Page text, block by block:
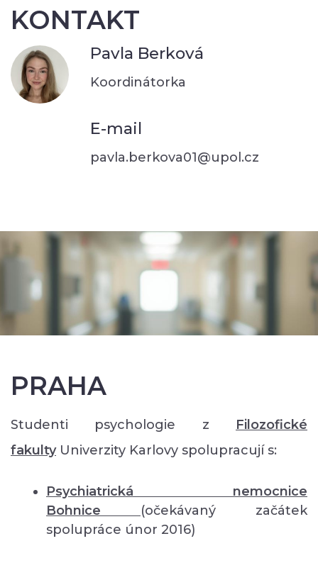
KONTAKT
Pavla Berková
Koordinátorka
E-mail
pavla.berkova01@upol.cz
PRAHA
Studenti psychologie z Filozofické
fakulty Univerzity Karlovy spolupracují s:
Psychiatrická nemocnice
Bohnice (očekávaný začátek
spolupráce únor 2016)